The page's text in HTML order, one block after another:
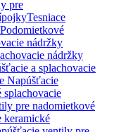
pre
Tesniace
Podomietkové
nádržky
nádržky
a splachovacie
Napúšťacie
pre nadomietkové
keramické